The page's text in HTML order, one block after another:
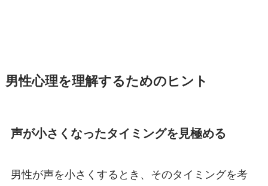
男性心理を理解するためのヒント
声が小さくなったタイミングを見極める
男性が声を小さくするとき、そのタイミングを考